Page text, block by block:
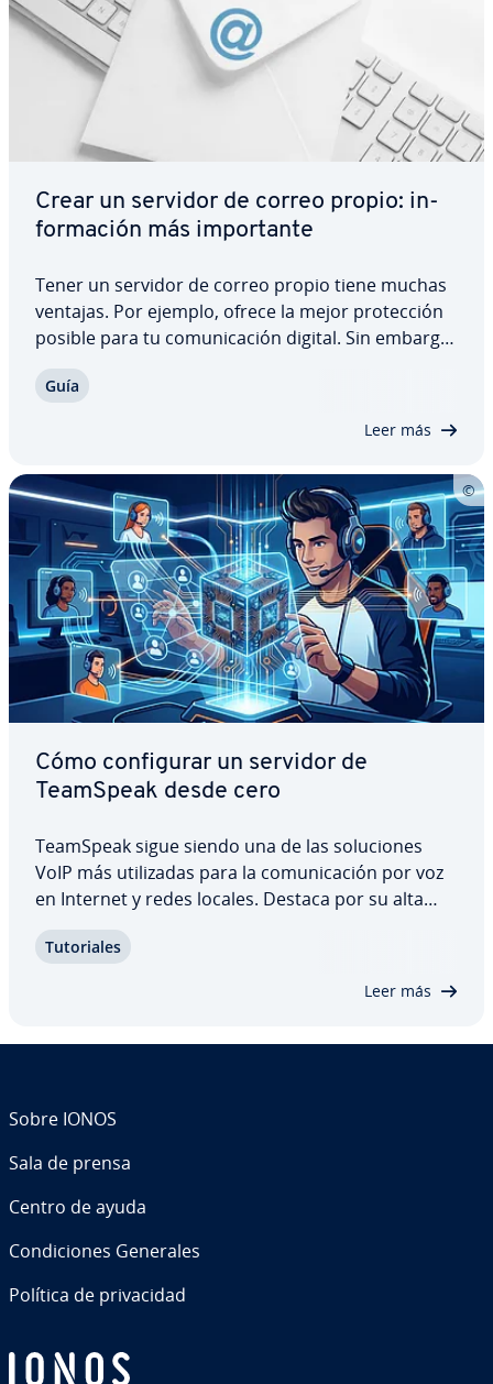
Crear un servidor de correo propio: in­
fo­r­ma­ción más im­po­r­ta­n­te
Tener un servidor de correo propio tiene muchas
ventajas. Por ejemplo, ofrece la mejor pro­te­c­ción
posible para tu co­mu­ni­ca­ción digital. Sin embargo,
problemas. Te ex­pli­ca­mos cuándo es buena idea
Guía
Leer más
Cómo co­n­fi­gu­rar un servidor de
TeamSpeak desde cero
TeamSpeak sigue siendo una de las so­lu­cio­nes
VoIP más uti­li­za­das para la co­mu­ni­ca­ción por voz
en Internet y redes locales. Destaca por su alta
da­res de seguridad. En esta guía de­s­cu­bri­rás qué
Tu­to­ria­les
Leer más
Sobre IONOS
Sala de prensa
Centro de ayuda
Co­n­di­cio­nes Generales
Política de pri­va­ci­dad